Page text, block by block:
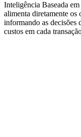
Inteligência Baseada
alimenta diretamente
informando as decisões
custos em cada